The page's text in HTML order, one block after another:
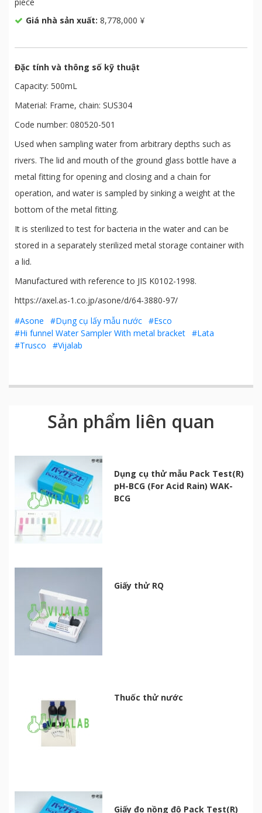
Giá nhà sản xuất: 8,778,000 ¥
Đặc tính và thông số kỹ thuật
Capacity: 500mL
Material: Frame, chain: SUS304
Code number: 080520-501
Used when sampling water from arbitrary depths such as
rivers. The lid and mouth of the ground glass bottle have a
metal fitting for opening and closing and a chain for
operation, and water is sampled by sinking a weight at the
bottom of the metal fitting.
It is sterilized to test for bacteria in the water and can be
stored in a separately sterilized metal storage container with
a lid.
Manufactured with reference to JIS K0102-1998.
https://axel.as-1.co.jp/asone/d/64-3880-97/
#Asone
#Dụng cụ lấy mẫu nước #Esco
#Hi funnel Water Sampler With metal bracket #Lata
#Trusco
#Vijalab
Sản phẩm liên quan
Dụng cụ thử mẫu Pack Test(R)
pH-BCG (For Acid Rain) WAK-
BCG
Giấy thử RQ
Thuốc thử nước
Giấy đo nồng độ Pack Test(R)